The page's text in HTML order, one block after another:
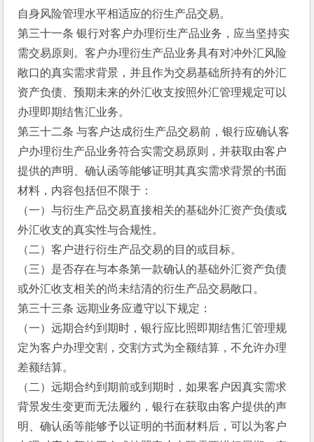
自身风险管理水平相适应的衍生产品交易。
第三十一条 银行对客户办理衍生产品业务，应当坚持实
需交易原则。客户办理衍生产品业务具有对冲外汇风险
敞口的真实需求背景，并且作为交易基础所持有的外汇
资产负债、预期未来的外汇收支按照外汇管理规定可以
办理即期结售汇业务。
第三十二条 与客户达成衍生产品交易前，银行应确认客
户办理衍生产品业务符合实需交易原则，并获取由客户
提供的声明、确认函等能够证明其真实需求背景的书面
材料，内容包括但不限于：
（一）与衍生产品交易直接相关的基础外汇资产负债或
外汇收支的真实性与合规性。
（二）客户进行衍生产品交易的目的或目标。
（三）是否存在与本条第一款确认的基础外汇资产负债
或外汇收支相关的尚未结清的衍生产品交易敞口。
第三十三条 远期业务应遵守以下规定：
（一）远期合约到期时，银行应比照即期结售汇管理规
定为客户办理交割，交割方式为全额结算，不允许办理
差额结算。
（二）远期合约到期前或到期时，如果客户因真实需求
背景发生变更而无法履约，银行在获取由客户提供的声
明、确认函等能够予以证明的书面材料后，可以为客户